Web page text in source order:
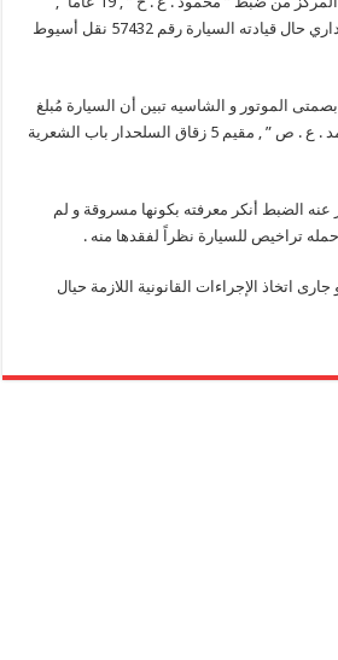
طالب , مقيم دائرة مركز البداري حال قيادته السيارة رقم 57432 نقل أسيوط
الموتور و الشاسيه تبين أن السيارة مُبلغ
بسرقتها فى واقعة بلاغ ” أحمد . ع . ص ” , مقيم 5 زقاق السلحدار باب الشعرية
عنه الضبط أنكر معرفته بكونها مسروقة و لم
حمله تراخيص للسيارة نظراً لفقدها منه .
اتخاذ الإجراءات القانونية اللازمة حيال